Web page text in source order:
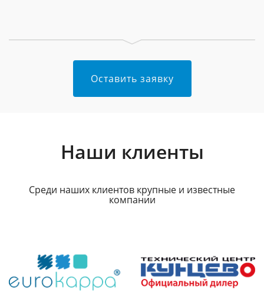
Оставить заявку
Наши клиенты
Среди наших клиентов крупные и известные
компании